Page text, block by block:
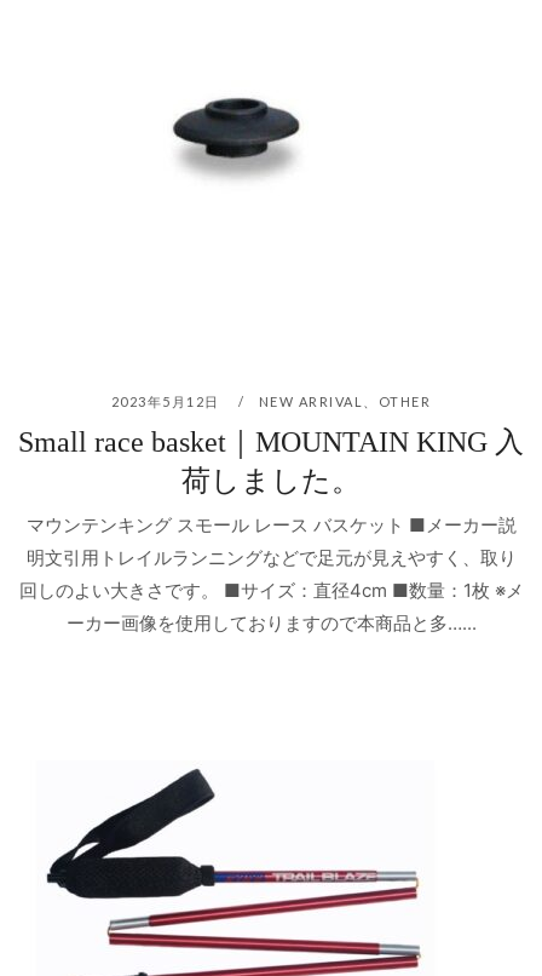
2023年5月12日 NEW ARRIVAL OTHER
Small race basket｜MOUNTAIN KING 入
荷しました。
マウンテンキング スモール レース バスケット ■メーカー説
明文引用トレイルランニングなどで足元が見えやすく、取り
回しのよい大きさです。 ■サイズ：直径4cm ■数量：1枚 ※メ
ーカー画像を使用しておりますので本商品と多…...